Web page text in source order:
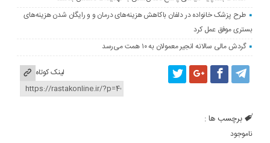
طرح پزشک خانواده در دلفان باکاهش هزینه‌های درمان و و رایگان شدن هزینه‌های
بستری موفق عمل کرد
گردش مالی سالانه انجیر معمولان به ۱۰ همت می‌رسد
لینک کوتاه
برچسب ها :
ناموجود